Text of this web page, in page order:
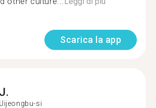
Scarica la app
J.
Uijeongbu-si